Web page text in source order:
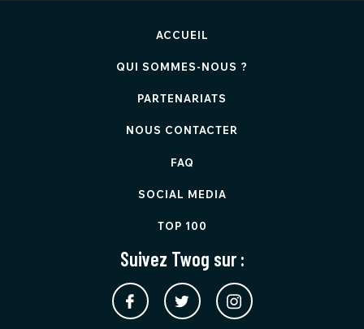
ACCUEIL
QUI SOMMES-NOUS ?
PARTENARIATS
NOUS CONTACTER
FAQ
SOCIAL MEDIA
TOP 100
Suivez Twog sur :